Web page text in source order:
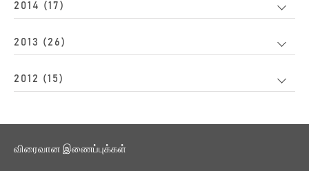
2014 (17)
2013 (26)
2012 (15)
விரைவான இணைப்புக்கள்